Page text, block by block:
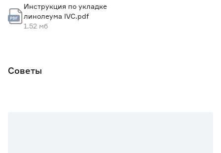
Основа
Инструкция по укладке
линолеума IVC.pdf
1.52 мб
Советы